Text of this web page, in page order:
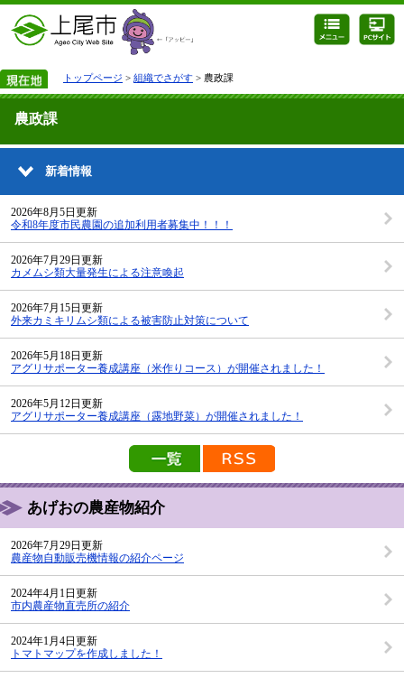
トップページ > 組織でさがす > 農政課
農政課
新着情報
2026年8月5日更新
令和8年度市民農園の追加利用者募集中！！！
2026年7月29日更新
カメムシ類大量発生による注意喚起
2026年7月15日更新
外来カミキリムシ類による被害防止対策について
2026年5月18日更新
アグリサポーター養成講座（米作りコース）が開催されました！
2026年5月12日更新
アグリサポーター養成講座（露地野菜）が開催されました！
新着情報の一覧を見る
あげおの農産物紹介
2026年7月29日更新
農産物自動販売機情報の紹介ページ
2024年4月1日更新
市内農産物直売所の紹介
2024年1月4日更新
トマトマップを作成しました！